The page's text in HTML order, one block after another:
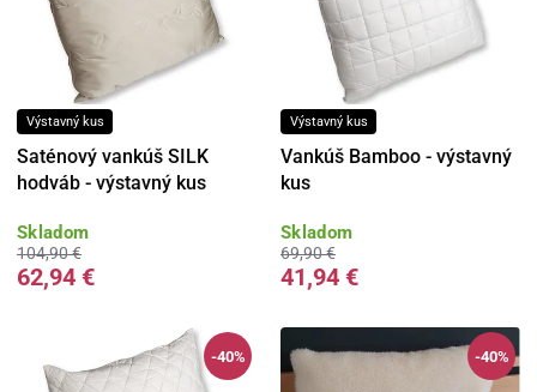
Výstavný kus
Saténový vankúš SILK
hodváb - výstavný kus
Skladom
104,90 €
62,94 €
Výstavný kus
Vankúš Bamboo - výstavný
kus
Skladom
69,90 €
41,94 €
-40% -40%